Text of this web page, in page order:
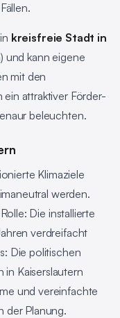
kreisfreie Stadt in
und kann eigene
mit den
attraktiver Förder-
beleuchten.
Klimaziele
werden.
Die installierte
verdreifacht
Die politischen
Kaiserslautern
und vereinfachte
der Planung.